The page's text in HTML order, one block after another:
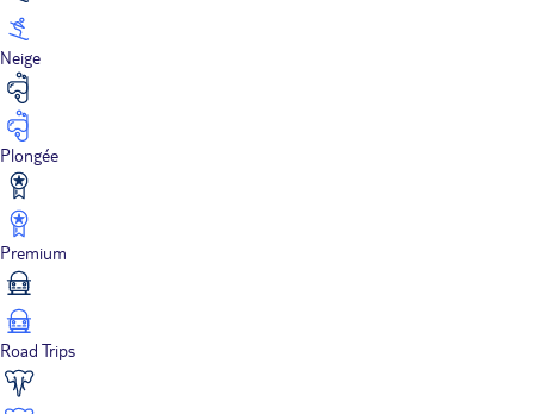
Neige
Plongée
Premium
Road Trips